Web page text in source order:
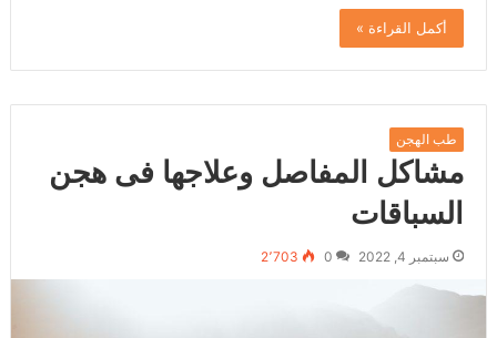
أكمل القراءة »
طب الهجن
مشاكل المفاصل وعلاجها فى هجن
السباقات
سبتمبر 4, 2022 0 2٬703